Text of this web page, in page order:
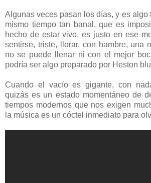
Algunas veces pasan los días, y es algo
mismo tiempo tan banal, que es
hecho de estar vivo, es justo en ese
sentirse, triste, llorar, con hambre, una
no se puede llenar ni con el mejor
podría ser algo preparado por Heston
Cuando el vacío es gigante, con
quizás es un estado momentáneo de
tiempos modernos que nos exigen
la música es un cóctel inmediato para